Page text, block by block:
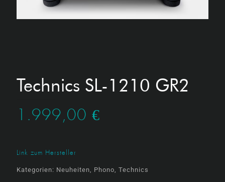
Technics SL-1210 GR2
1.999,00 €
Link zum Hersteller
Kategorien: Neuheiten, Phono, Technics